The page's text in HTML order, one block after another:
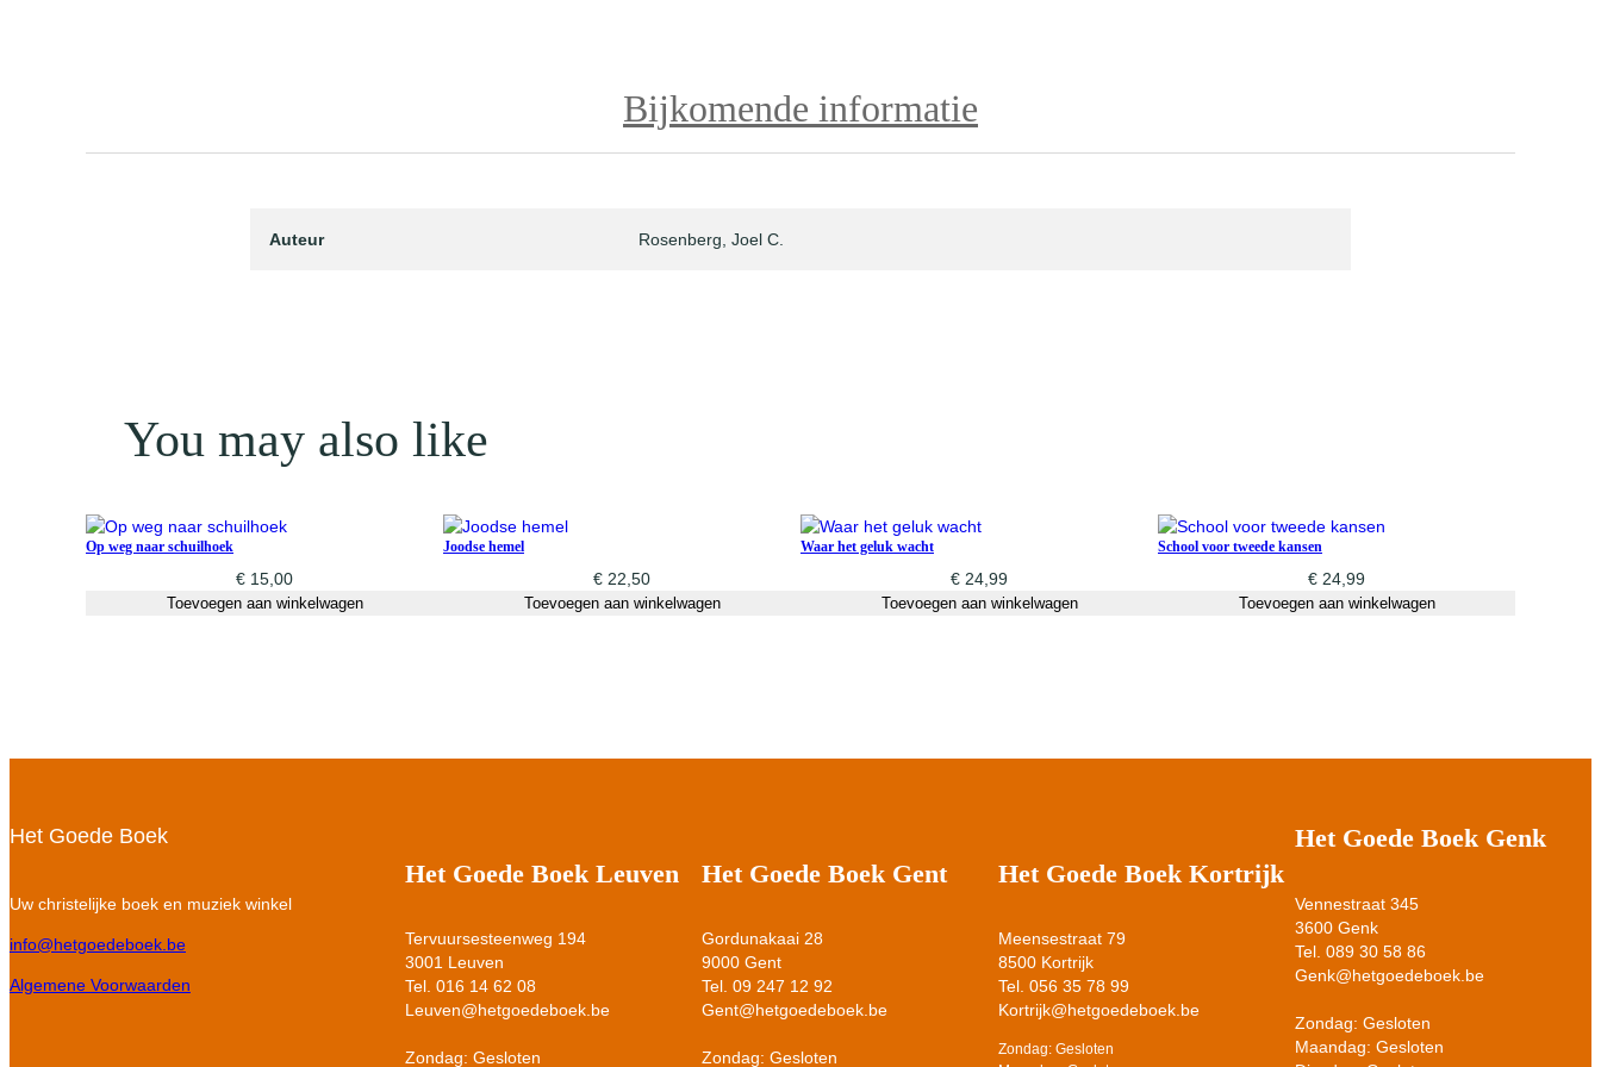
Bijkomende informatie
Auteur Rosenberg, Joel C.
You may also like
Op weg naar schuilhoek
€ 15,00
Toevoegen aan winkelwagen
Joodse hemel
€ 22,50
Toevoegen aan winkelwagen
Waar het geluk wacht
€ 24,99
Toevoegen aan winkelwagen
School voor tweede kansen
€ 24,99
Toevoegen aan winkelwagen
Het Goede Boek
Uw christelijke boek en muziek winkel
info@hetgoedeboek.be
Algemene Voorwaarden
Het Goede Boek Leuven
Tervuursesteenweg 194
3001 Leuven
Tel. 016 14 62 08
Leuven@hetgoedeboek.be
Zondag: Gesloten
Het Goede Boek Gent
Gordunakaai 28
9000 Gent
Tel. 09 247 12 92
Gent@hetgoedeboek.be
Zondag: Gesloten
Het Goede Boek Kortrijk
Meensestraat 79
8500 Kortrijk
Tel. 056 35 78 99
Kortrijk@hetgoedeboek.be
Zondag: Gesloten
Het Goede Boek Genk
Vennestraat 345
3600 Genk
Tel. 089 30 58 86
Genk@hetgoedeboek.be
Zondag: Gesloten
Maandag: Gesloten